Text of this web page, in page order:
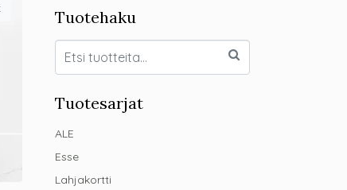
Tuotehaku
Tuotesarjat
ALE
Esse
Lahjakortti